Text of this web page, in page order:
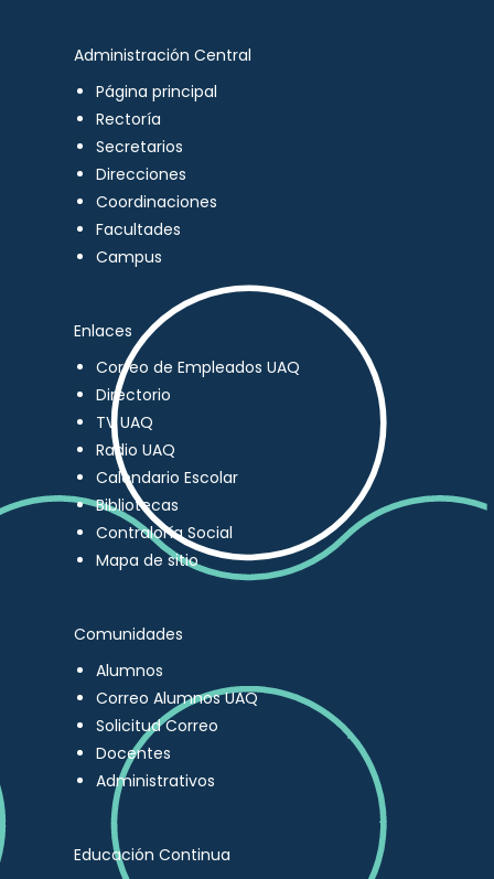
Administración Central
Página principal
Rectoría
Secretarios
Direcciones
Coordinaciones
Facultades
Campus
Enlaces
Correo de Empleados UAQ
Directorio
TV UAQ
Radio UAQ
Calendario Escolar
Bibliotecas
Contraloría Social
Mapa de sitio
Comunidades
Alumnos
Correo Alumnos UAQ
Solicitud Correo
Docentes
Administrativos
Educación Continua